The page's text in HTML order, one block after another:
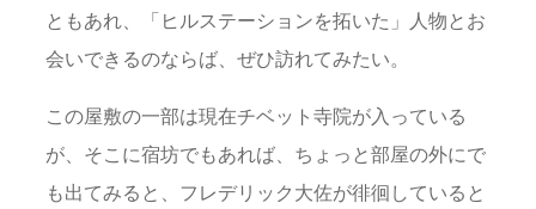
ともあれ、「ヒルステーションを拓いた」人物とお
会いできるのならば、ぜひ訪れてみたい。
この屋敷の一部は現在チベット寺院が入っている
が、そこに宿坊でもあれば、ちょっと部屋の外にで
も出てみると、フレデリック大佐が徘徊していると